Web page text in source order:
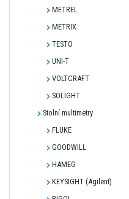
METREL
METRIX
TESTO
UNI-T
VOLTCRAFT
SOLIGHT
Stolní multimetry
FLUKE
GOODWILL
HAMEG
KEYSIGHT (Agilent)